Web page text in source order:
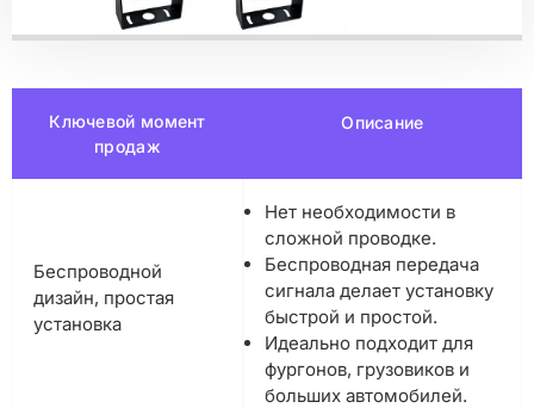
Ключевой момент
продаж
Описание
Беспроводной
дизайн, простая
установка
Нет необходимости в
сложной проводке.
Беспроводная передача
сигнала делает установку
быстрой и простой.
Идеально подходит для
фургонов, грузовиков и
больших автомобилей.